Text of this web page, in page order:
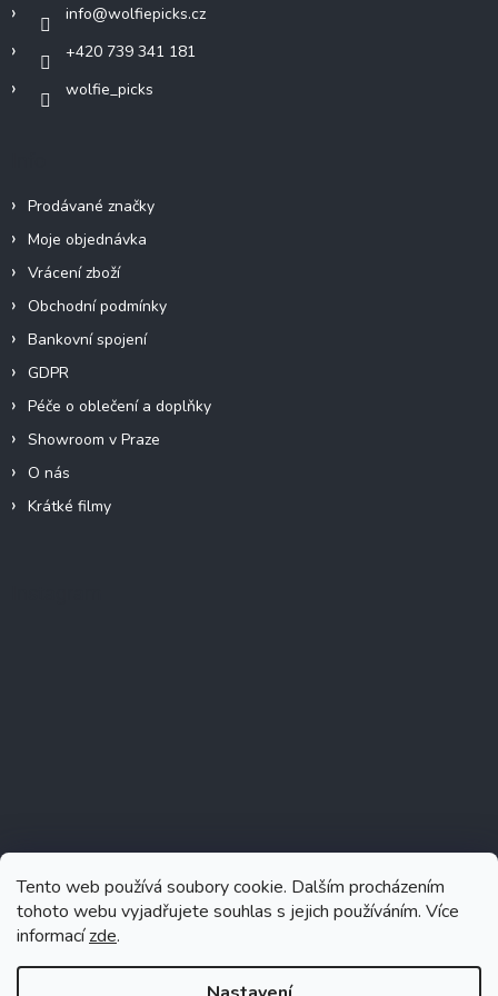
Tento web používá soubory cookie. Dalším procházením
tohoto webu vyjadřujete souhlas s jejich používáním. Více
informacízde.
info@wolfiepicks.cz
+420 739 341 181
wolfie_picks
Prodávané značky
Moje objednávka
Vrácení zboží
Obchodní podmínky
Bankovní spojení
GDPR
Péče o oblečení a doplňky
Showroom v Praze
O nás
Krátké filmy
Sledovat na Instagramu